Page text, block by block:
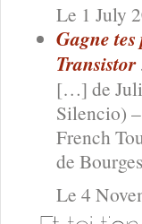
Le 1 July
Gagne
Transistor
[…] de
Silencio)
French
de
Le 4